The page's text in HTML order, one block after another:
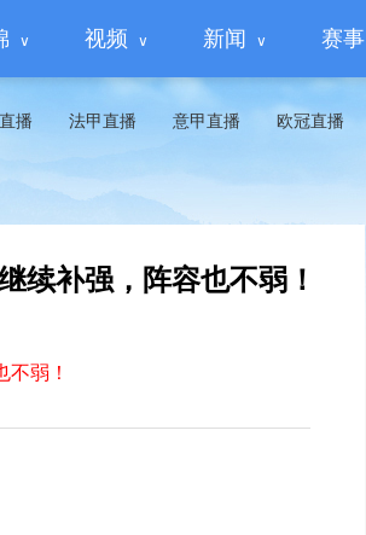
视频 新闻 赛事
播 法甲直播 意甲直播 欧冠直播
续补强，阵容也不弱！
弱！